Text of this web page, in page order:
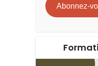
Abonnez-